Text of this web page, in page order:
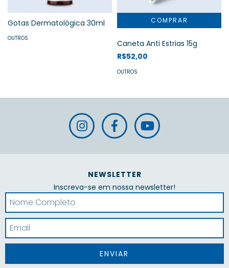
Gotas Dermatológica 30ml
OUTROS
Caneta Anti Estrias 15g
R$52,00
OUTROS
NEWSLETTER
Inscreva-se em nossa newsletter!